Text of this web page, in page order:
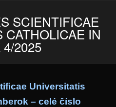
SCIENTIFICAE
CATHOLICAE IN
2025
Universitatis
– celé číslo